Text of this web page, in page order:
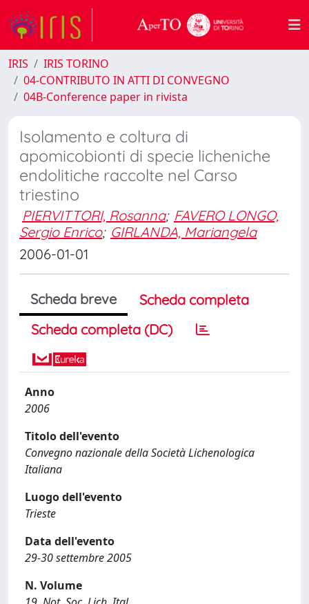
IRIS
IRIS TORINO
04-CONTRIBUTO IN ATTI DI CONVEGNO
04B-Conference paper in rivista
Isolamento e coltura di
apomicobionti di specie licheniche
endolitiche raccolte nel Carso
triestino
PIERVITTORI, Rosanna; FAVERO LONGO,
Sergio Enrico; GIRLANDA, Mariangela
2006-01-01
Scheda breve
Scheda completa
Scheda completa (DC)
Anno
2006
Titolo dell'evento
Convegno nazionale della Società Lichenologica
Italiana
Luogo dell'evento
Trieste
Data dell'evento
29-30 settembre 2005
N. Volume